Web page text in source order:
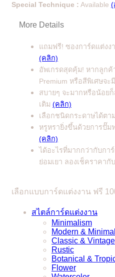
Special Technique : Available (
More Details
แถมฟรี! ซองการ์ดแต่งง
(คลิก)
อัพเกรดสุดคุ้ม! หากลูกค้
Premium หรือสีพิเศษจะ
สบายๆ จะมากหรือน้อย
เติม (คลิก)
เลือกชนิดกระดาษได้ตา
หรูหรายิ่งขึ้นด้วยการปั๊ม
(คลิก)
ได้อะไรที่มากกว่ากับกา
ย่อมเยา ลองเช็คราคากั
เลือกแบบการ์ดแต่งงาน ฟรี
สไตล์การ์ดแต่งงาน
Minimalism
Modern & Minimal
Classic & Vintage
Rustic
Botanical &
Flower